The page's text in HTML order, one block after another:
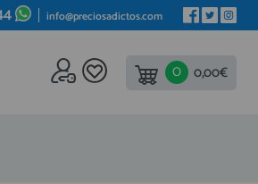
info@preciosadictos.com
0 0,00€